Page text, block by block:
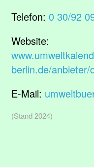
Telefon: 0 30/92
Website:
berlin.de/anbieter/
E-Mail:
(Stand 2024)